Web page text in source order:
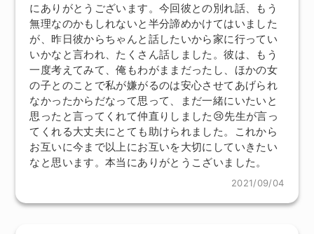
にありがとうございます。今回彼との別れ話、もう
無理なのかもしれないと半分諦めかけてはいました
が、昨日彼からちゃんと話したいから家に行ってい
いかなと言われ、たくさん話しました。彼は、もう
一度考えてみて、俺もわがままだったし、ほかの女
の子とのことで私が嫌がるのは安心させてあげられ
なかったからだなって思って、まだ一緒にいたいと
思ったと言ってくれて仲直りしました😢先生が言っ
てくれる大丈夫にとても助けられました。これから
お互いに今まで以上にお互いを大切にしていきたい
なと思います。本当にありがとうこざいました。
2021/09/04